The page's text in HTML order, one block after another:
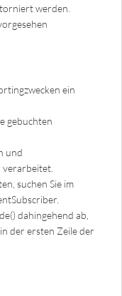
werden.
ein
gebuchten
und
verarbeitet.
suchen Sie im
dahingehend ab,
der ersten Zeile der